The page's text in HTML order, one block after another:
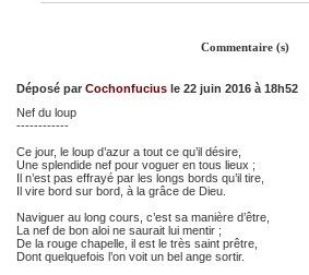
Commentaire (s)
Déposé par Cochonfucius le 22 juin 2016 à 18h52
Nef du loup
------------
Ce jour, le loup d’azur a tout ce qu’il désire,
Une splendide nef pour voguer en tous lieux ;
Il n’est pas effrayé par les longs bords qu’il tire,
Il vire bord sur bord, à la grâce de Dieu.
Naviguer au long cours, c’est sa manière d’être,
La nef de bon aloi ne saurait lui mentir ;
De la rouge chapelle, il est le très saint prêtre,
Dont quelquefois l’on voit un bel ange sortir.